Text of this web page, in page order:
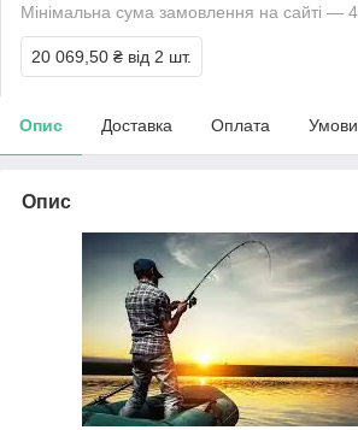
Мінімальна сума замовлення на сайті —
20 069,50 ₴ від 2 шт.
Опис Доставка Оплата
Опис